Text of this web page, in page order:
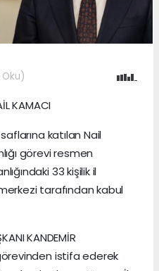
KAMACI
katılan Nail
görevi resmen
33 kişilik il
tarafından kabul
KANDEMİR
istifa ederek